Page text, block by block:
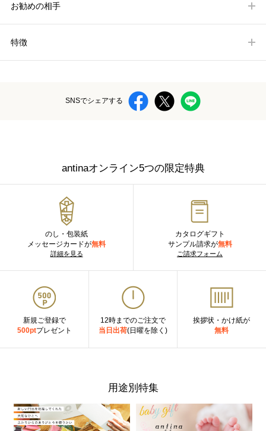
お勧めの相手
特徴
SNSでシェアする
antinaオンライン5つの限定特典
のし・包装紙
メッセージカードが無料
詳細を見る
カタログギフト
サンプル請求が無料
ご請求フォーム
新規ご登録で
500ptプレゼント
12時までのご注文で
当日出荷(日曜を除く)
挨拶状・かけ紙が
無料
用途別特集